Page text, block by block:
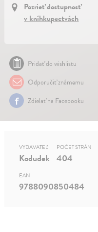
Pozrieť dostupnosť
v kníhkupectvách
Pridať do wishlistu
Odporučiť známemu
Zdielať na Facebooku
VYDAVATEĽ
Kodudek
POČET STRÁN
404
EAN
9788090850484